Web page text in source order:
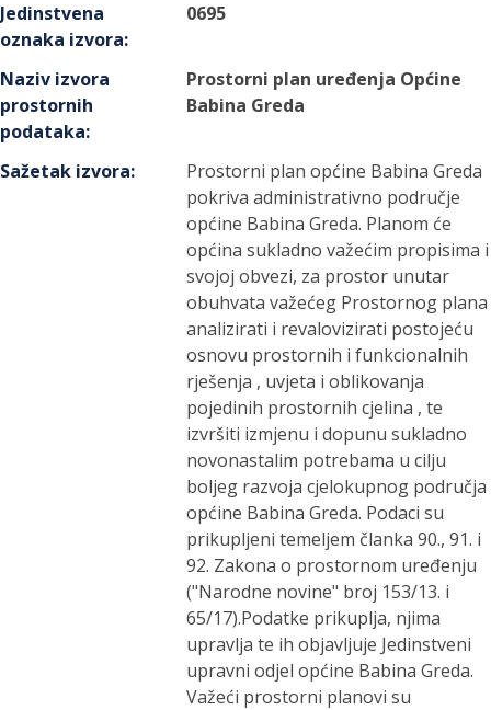
Jedinstvena
oznaka izvora:
0695
Naziv izvora
prostornih
podataka:
Prostorni plan uređenja Općine
Babina Greda
Sažetak izvora:
Prostorni plan općine Babina Greda
pokriva administrativno područje
općine Babina Greda. Planom će
općina sukladno važećim propisima i
svojoj obvezi, za prostor unutar
obuhvata važećeg Prostornog plana
analizirati i revalovizirati postojeću
osnovu prostornih i funkcionalnih
rješenja , uvjeta i oblikovanja
pojedinih prostornih cjelina , te
izvršiti izmjenu i dopunu sukladno
novonastalim potrebama u cilju
boljeg razvoja cjelokupnog područja
općine Babina Greda. Podaci su
prikupljeni temeljem članka 90., 91. i
92. Zakona o prostornom uređenju
("Narodne novine" broj 153/13. i
65/17).Podatke prikuplja, njima
upravlja te ih objavljuje Jedinstveni
upravni odjel općine Babina Greda.
Važeći prostorni planovi su